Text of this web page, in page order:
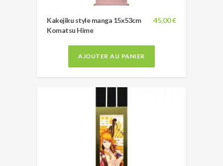
45,00 €
Kakejiku style manga 15x53cm
Komatsu Hime
AJOUTER AU PANIER